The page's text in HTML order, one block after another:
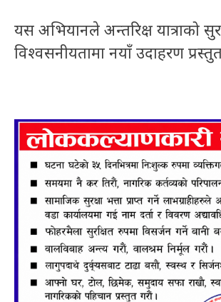
यस अभियानले अन्तरिक्ष यात्राको
विश्वसनीयतामा नयाँ उदाहरण